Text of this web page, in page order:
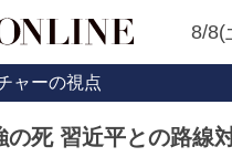
8/8(
ャーの視点
の死 習近平との路線